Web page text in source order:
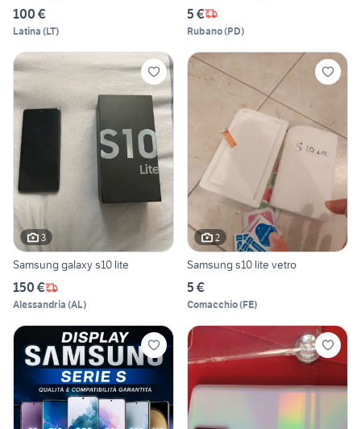
100 €
Latina (LT)
5 €
Rubano(PD)
3
Samsung galaxy s10 lite
150 €
Alessandria (AL)
2
Samsung s10 lite vetro
5 €
Comacchio(FE)